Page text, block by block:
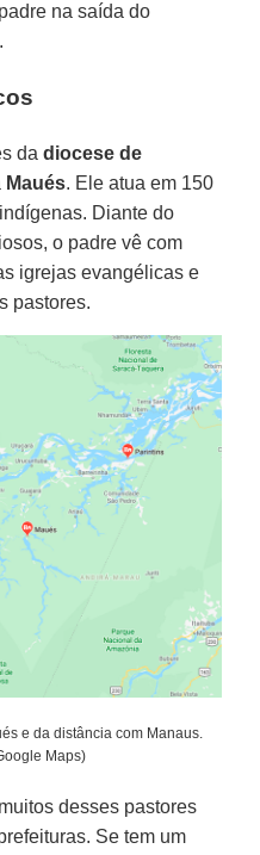
na saída do
.
dadiocese de
Maués. Ele atua em 150
Diante do
o padre vê com
igrejas evangélicas e
pastores.
e da distância com Manaus.
Maps)
desses pastores
Se tem um